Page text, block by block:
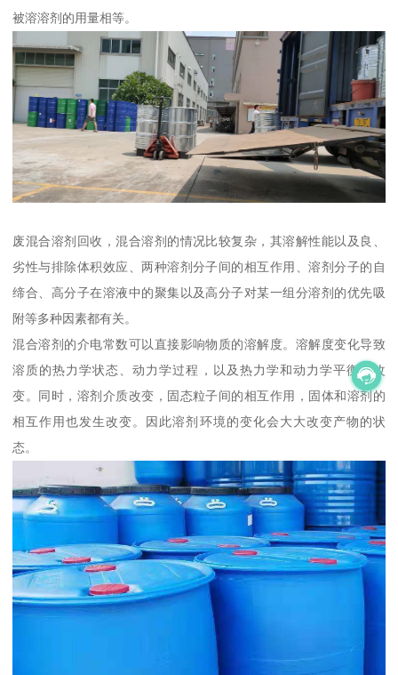
被溶溶剂的用量相等。
废混合溶剂回收，混合溶剂的情况比较复杂，其溶解性能以及良、
劣性与排除体积效应、两种溶剂分子间的相互作用、溶剂分子的自
缔合、高分子在溶液中的聚集以及高分子对某一组分溶剂的优先吸
附等多种因素都有关。
混合溶剂的介电常数可以直接影响物质的溶解度。溶解度变化导致
溶质的热力学状态、动力学过程，以及热力学和动力学平衡的改
变。同时，溶剂介质改变，固态粒子间的相互作用，固体和溶剂的
相互作用也发生改变。因此溶剂环境的变化会大大改变产物的状
态。